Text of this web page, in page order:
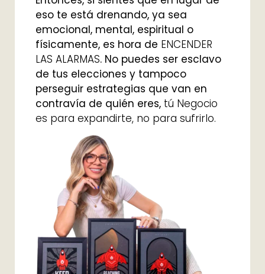
eso te está drenando, ya sea
emocional, mental, espiritual o
físicamente, es hora de ENCENDER
LAS ALARMAS. No puedes ser esclavo
de tus elecciones y tampoco
perseguir estrategias que van en
contravía de quién eres, tú Negocio
es para expandirte, no para sufrirlo.